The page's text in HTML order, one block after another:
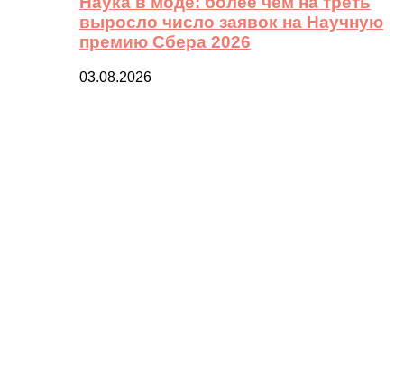
выросло число заявок на Научную
премию Сбера 2026
03.08.2026